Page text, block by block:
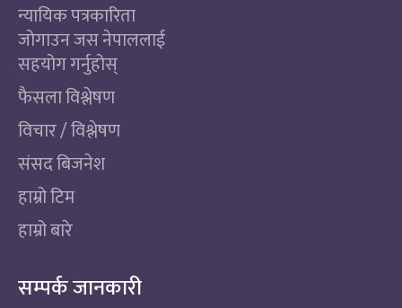
न्यायिक पत्रकारिता
जोगाउन जस नेपाललाई
सहयोग गर्नुहोस्
फैसला विश्लेषण
विचार / विश्लेषण
संसद बिजनेश
हाम्रो टिम
हाम्रो बारे
सम्पर्क जानकारी